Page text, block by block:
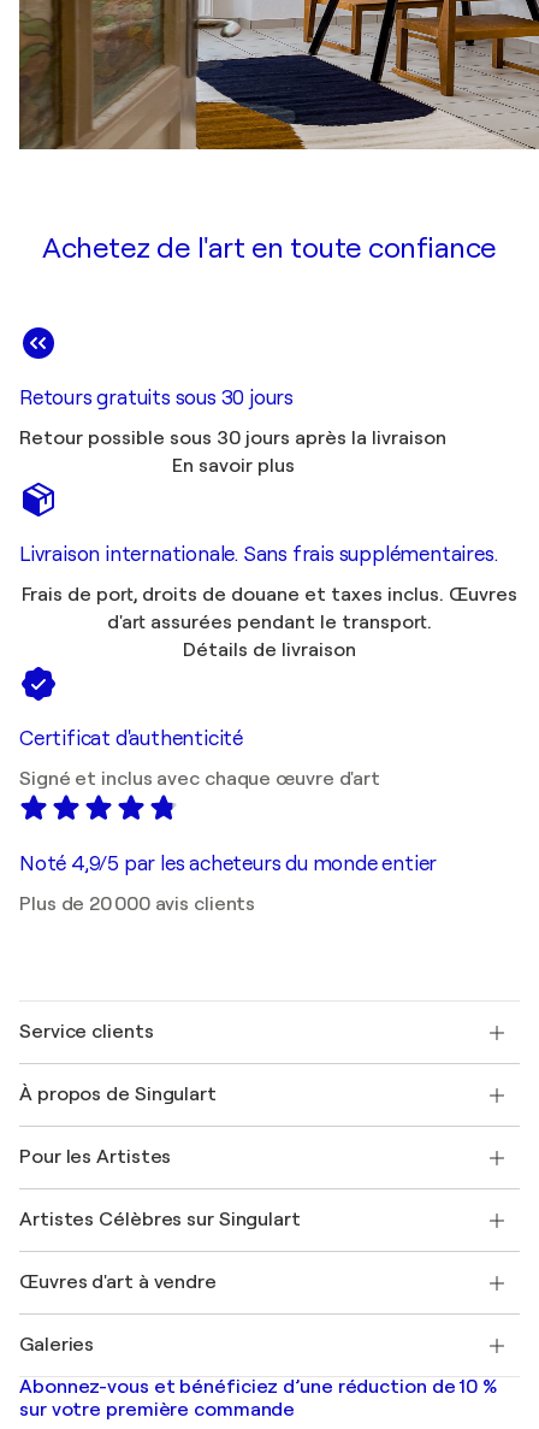
Achetez de l'art en toute confiance
Retours gratuits sous 30 jours
Retour possible sous 30 jours après la livraison
En savoir plus
Livraison internationale. Sans frais supplémentaires.
Frais de port, droits de douane et taxes inclus. Œuvres
d'art assurées pendant le transport.
Détails de livraison
Certificat d'authenticité
Signé et inclus avec chaque œuvre d'art
Noté 4,9/5 par les acheteurs du monde entier
Plus de 20 000 avis clients
Service clients
Expédition
Offrir une carte cadeau
Rejoignez notre programme commercial
Mon compte
+33 1 76 44 06 42
À propos de Singulart
FAQ
Magazine Singulart
Emplois
Découvrez une sélection d'art original
Pour les Artistes
Se connecter en tant qu'Artiste
Artistes Célèbres sur Singulart
Marc Chagall
Banksy
Mr. Brainwash
Shepard Fairey
Œuvres d'art à vendre
Tableaux abstraits à vendre
Peintures de paysage
Estampes
Galeries
Galeries d'art en France
Galeries d'art en Belgique
Abonnez-vous et bénéficiez d’une réduction de 10 %
sur votre première commande